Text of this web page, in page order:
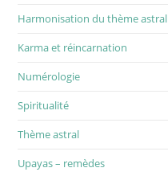
Harmonisation du thème astral
Karma et réincarnation
Numérologie
Spiritualité
Thème astral
Upayas – remèdes